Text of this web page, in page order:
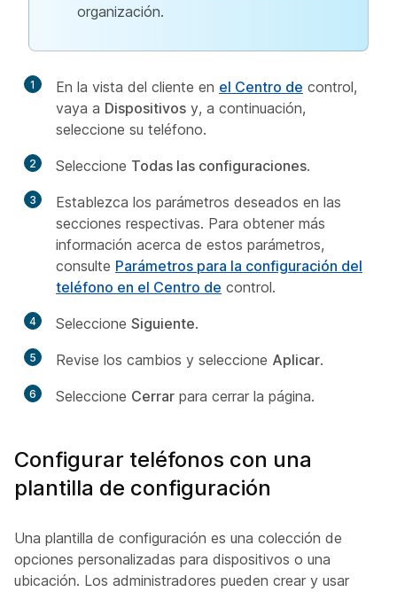
organización.
1 En la vista del cliente en el Centro de control,
vaya a Dispositivos y, a continuación,
seleccione su teléfono.
2 Seleccione Todas las configuraciones.
3
Establezca los parámetros deseados en las
secciones respectivas. Para obtener más
información acerca de estos parámetros,
consulte Parámetros para la configuración del
teléfono en el Centro de control.
4 Seleccione Siguiente.
5 Revise los cambios y seleccione Aplicar.
6 Seleccione Cerrar para cerrar la página.
Configurar teléfonos con una
plantilla de configuración
Una plantilla de configuración es una colección de
opciones personalizadas para dispositivos o una
ubicación. Los administradores pueden crear y usar